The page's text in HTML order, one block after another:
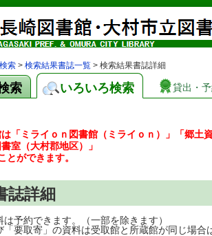
索 > 検索結果書誌一覧 > 検索結果書誌詳細
索 いろいろ検索 貸出・
「ミライｏｎ図書館（ミライｏｎ）」「郷
室（大村郡地区）」
とができます。
誌詳細
予約できます。（一部を除きます）
「要取寄」の資料は受取館と所蔵館が同じ場合